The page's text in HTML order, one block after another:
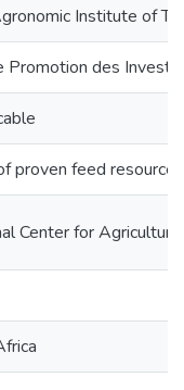
Institute of
Promotion des
proven feed resource
Center for